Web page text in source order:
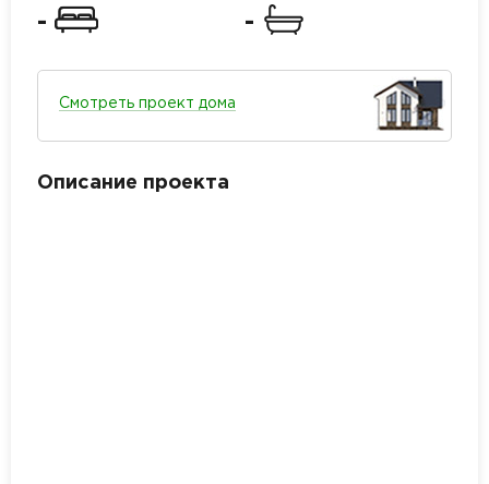
- -
Смотреть проект дома
Описание проекта